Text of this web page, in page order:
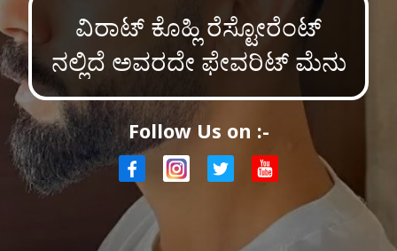
ವಿರಾಟ್ ಕೊಹ್ಲಿ ರೆಸ್ಟೋರೆಂಟ್
ನಲ್ಲಿದೆ ಅವರದೇ ಫೇವರಿಟ್ ಮೆನು
Follow Us on :-